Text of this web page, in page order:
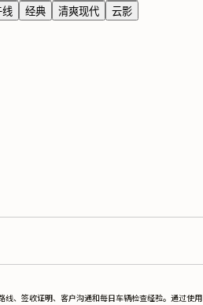
线 经典 清爽现代 云影
线、签收证明、客户沟通和每日车辆检查经验。通过使用